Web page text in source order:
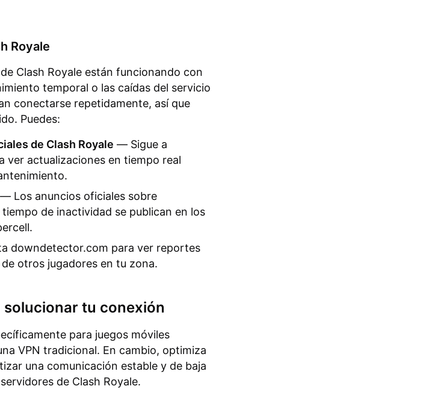
Royale
Clash Royale están funcionando con
temporal o las caídas del servicio
conectarse repetidamente, así que
Puedes:
de Clash Royale — Sigue a
ver actualizaciones en tiempo real
— Los anuncios oficiales sobre
de inactividad se publican en los
downdetector.com para ver reportes
otros jugadores en tu zona.
solucionar tu conexión
para juegos móviles
VPN tradicional. En cambio, optimiza
una comunicación estable y de baja
de Clash Royale.